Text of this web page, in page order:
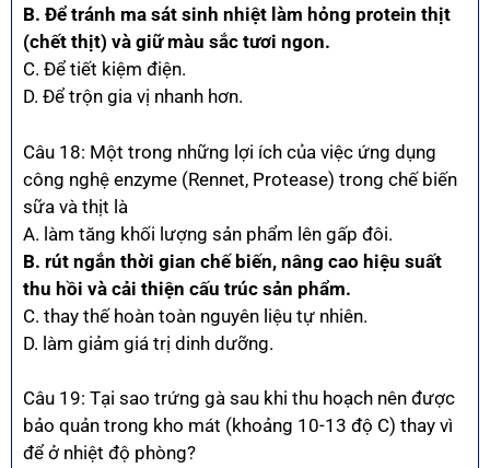
B. Để tránh ma sát sinh nhiệt làm hỏng protein thịt
(chết thịt) và giữ màu sắc tươi ngon.
C. Để tiết kiệm điện.
D. Để trộn gia vị nhanh hơn.
Câu 18: Một trong những lợi ích của việc ứng dụng
công nghệ enzyme (Rennet, Protease) trong chế biến
sữa và thịt là
A. làm tăng khối lượng sản phẩm lên gấp đôi.
B. rút ngắn thời gian chế biến, nâng cao hiệu suất
thu hồi và cải thiện cấu trúc sản phẩm.
C. thay thế hoàn toàn nguyên liệu tự nhiên.
D. làm giảm giá trị dinh dưỡng.
Câu 19: Tại sao trứng gà sau khi thu hoạch nên được
bảo quản trong kho mát (khoảng 10-13 độ C) thay vì
để ở nhiệt độ phòng?